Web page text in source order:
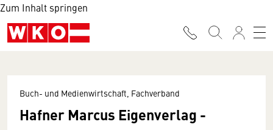
Zum Inhalt springen
Buch- und Medienwirtschaft, Fachverband
Hafner Marcus Eigenverlag -